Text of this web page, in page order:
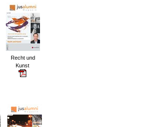
Recht und
Kunst